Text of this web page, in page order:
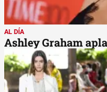
AL DÍA
Ashley Graham